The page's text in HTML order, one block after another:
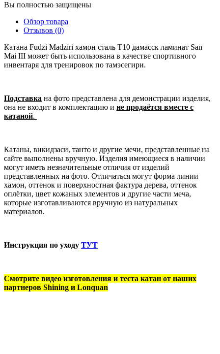
Вы полностью защищены
Обзор товара
Отзывов (0)
Катана Fudzi Madziri хамон сталь T10 дамасск ламинат San
Mai III может быть использована в качестве спортивного
инвентаря для тренировок по тамэсегири.
Подставка на фото представлена для демонстрации изделия,
она не входит в комплектацию и не продаётся вместе с
катаной.
Катаны, викидзаси, танто и другие мечи, представленные на
сайте выполнены вручную. Изделия имеющиеся в наличии
могут иметь незначительные отличия от изделий
представленных на фото. Отличаться могут форма линии
хамон, оттенок и поверхностная фактура дерева, оттенок
оплётки, цвет кожаных элементов и другие части меча,
которые изготавливаются вручную из натуральных
материалов.
Инструкция по уходу ТУТ
Смотрите видео изготовления и теста катан от наших
партнеров Shining и Lonquan